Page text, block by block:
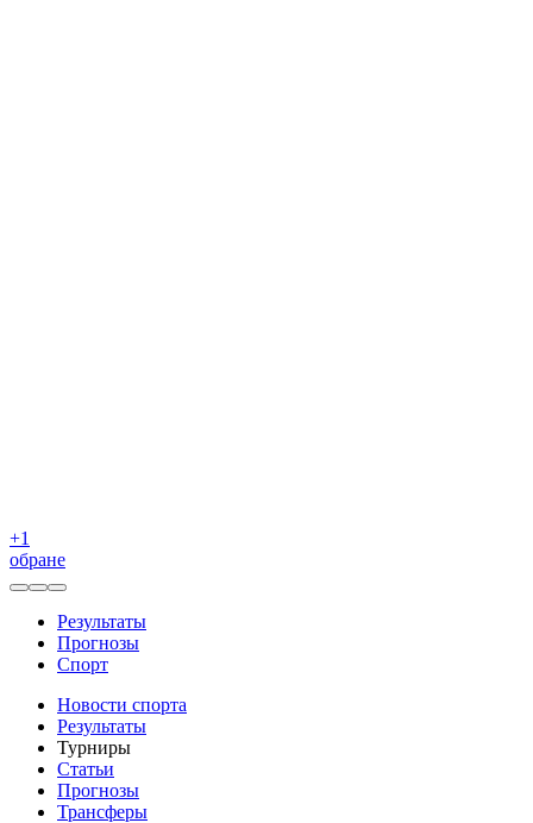
+1
обране
Результаты
Прогнозы
Спорт
Новости спорта
Результаты
Турниры
Статьи
Прогнозы
Трансферы